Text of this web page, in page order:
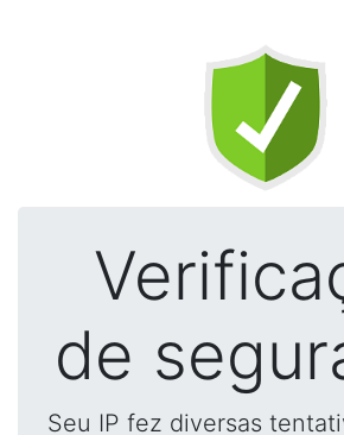
de
Seu IP fez diversas